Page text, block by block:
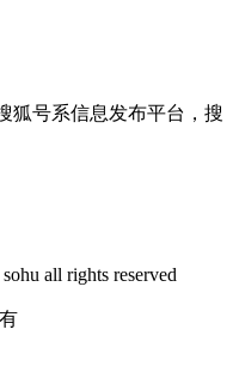
狐号系信息发布平台，搜
all rights reserved